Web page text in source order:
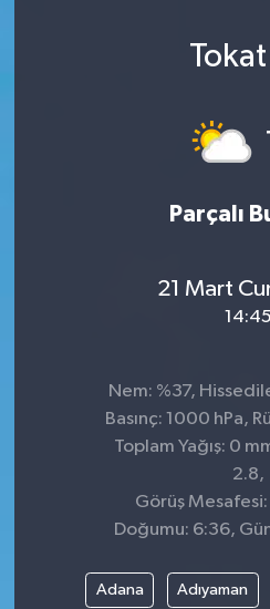
Tokat
Parçalı
21 Mart
14:45
Nem: %37,
Basınç: 1000 hPa,
Toplam Yağış: 0
2.8,
Görüş Mesafesi:
Doğumu: 6:36,
Adana Adıyaman